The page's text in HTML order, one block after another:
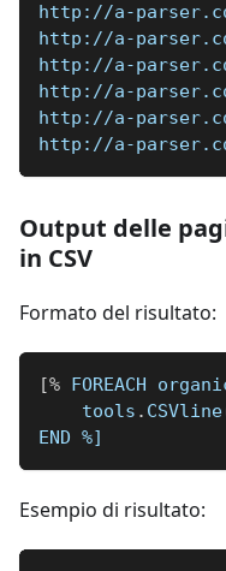
http://a-
http://a-
http://a-
http://a-
http://a-
http://a-
Output delle
in CSV
Formato del risultato:
[% FOREACH
    tools
. CSVline
END %]
Esempio di risultato: